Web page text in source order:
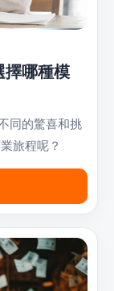
擇哪種模
同的驚喜和挑
旅程呢？